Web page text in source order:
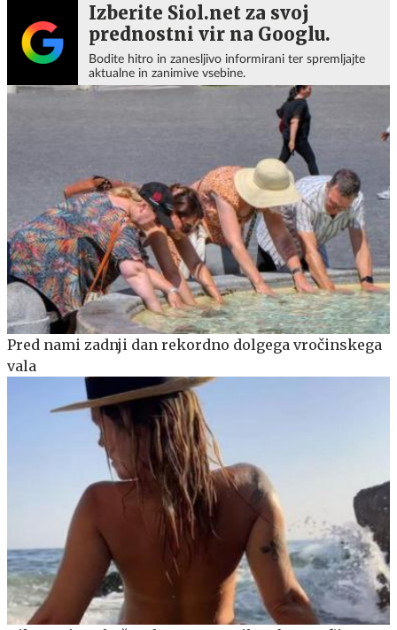
Izberite Siol.net za svoj
prednostni vir na Googlu.
Bodite hitro in zanesljivo informirani ter spremljajte
aktualne in zanimive vsebine.
Pred nami zadnji dan rekordno dolgega vročinskega
vala